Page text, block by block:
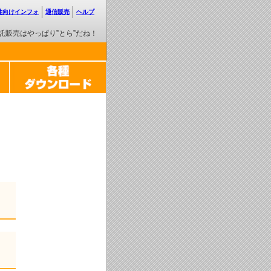
販売はやっぱり”とら”だね！
向けインフォ 通信販売 ヘルプ